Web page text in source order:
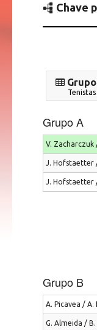
Chave
Grupo A
V. Zacharczuk
J. Hofstaetter
J. Hofstaetter
Grupo B
A. Picavea / A.
G. Almeida /